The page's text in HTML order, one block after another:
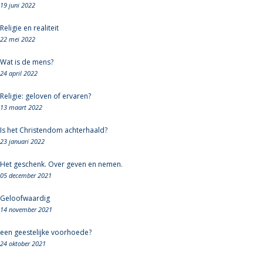
19 juni 2022
Religie en realiteit
22 mei 2022
Wat is de mens?
24 april 2022
Religie: geloven of ervaren?
13 maart 2022
Is het Christendom achterhaald?
23 januari 2022
Het geschenk. Over geven en nemen.
05 december 2021
Geloofwaardig
14 november 2021
een geestelijke voorhoede?
24 oktober 2021